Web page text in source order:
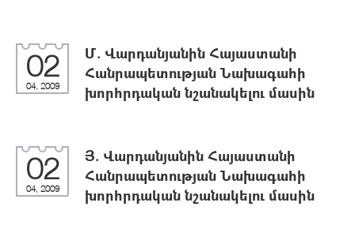
02
04, 2009
Մ. Վարդանյանին Հայաստանի
Հանրապետության Նախագահի
խորհրդական նշանակելու մասին
02
04, 2009
Յ. Վարդանյանին Հայաստանի
Հանրապետության Նախագահի
խորհրդական նշանակելու մասին